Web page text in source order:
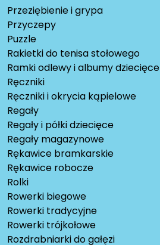
Przeziębienie i grypa
Przyczepy
Puzzle
Rakietki do tenisa stołowego
Ramki odlewy i albumy dziecięce
Ręczniki
Ręczniki i okrycia kąpielowe
Regały
Regały i półki dziecięce
Regały magazynowe
Rękawice bramkarskie
Rękawice robocze
Rolki
Rowerki biegowe
Rowerki tradycyjne
Rowerki trójkołowe
Rozdrabniarki do gałęzi